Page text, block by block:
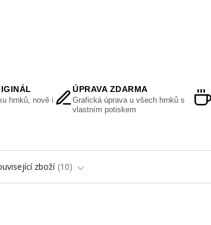
hrnků, nově i
ÚPRAVA ZDARMA
Grafická úprava u všech hrnků s
vlastním potiskem
zboží 10